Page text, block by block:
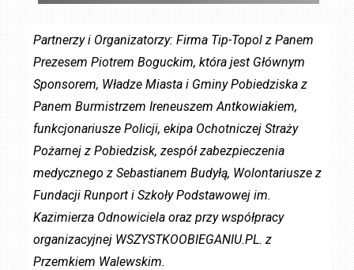
Partnerzy i Organizatorzy: Firma Tip-Topol z Panem
Prezesem Piotrem Boguckim, która jest Głównym
Sponsorem, Władze Miasta i Gminy Pobiedziska z
Panem Burmistrzem Ireneuszem Antkowiakiem,
funkcjonariusze Policji, ekipa Ochotniczej Straży
Pożarnej z Pobiedzisk, zespół zabezpieczenia
medycznego z Sebastianem Budyłą, Wolontariusze z
Fundacji Runport i Szkoły Podstawowej im.
Kazimierza Odnowiciela oraz przy współpracy
organizacyjnej WSZYSTKOOBIEGANIU.PL. z
Przemkiem Walewskim.